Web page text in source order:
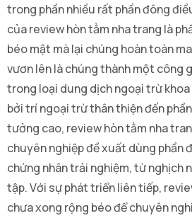
trong phần nhiều rất phần đông
của review hòn tằm nha trang là
béo mật mà lại chúng hoàn toàn
vươn lên là chúng thành một công
trong loại dung dịch ngoại trừ
bởi trí ngoại trừ thân thiện đến
tưởng cao, review hòn tằm nha
chuyên nghiệp đề xuất dùng phần
chứng nhân trải nghiệm, từ nghịch
tập. Với sự phát triển liên tiếp,
chưa xong rộng béo để chuyên